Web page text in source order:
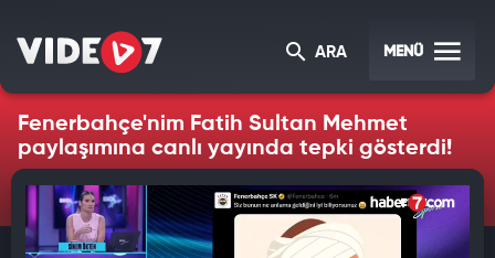
ARA MENÜ
Fenerbahçe'nim Fatih Sultan Mehmet
paylaşımına canlı yayında tepki gösterdi!